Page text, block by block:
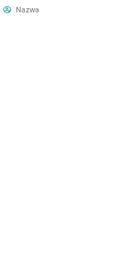
TPS3R Baru di Tigaraksa
Nazwa